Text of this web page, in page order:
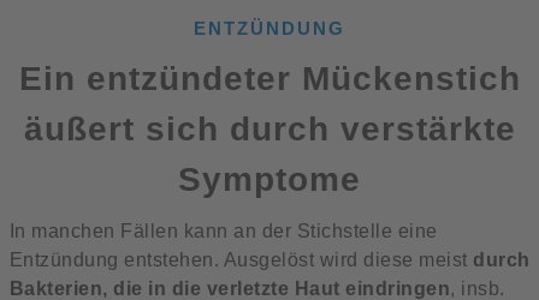
ENTZÜNDUNG
Ein entzündeter Mückenstich
äußert sich durch verstärkte
Symptome
In manchen Fällen kann an der Stichstelle eine
Entzündung entstehen. Ausgelöst wird diese meist durch
Bakterien, die in die verletzte Haut eindringen, insb.